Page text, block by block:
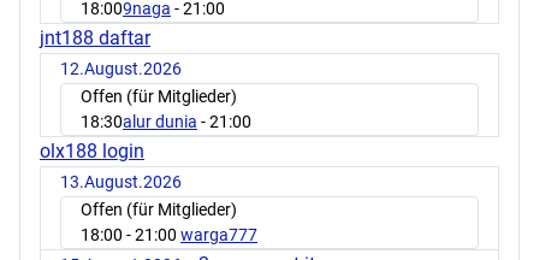
18:009naga - 21:00
jnt188 daftar
12.August.2026
Offen (für Mitglieder)
18:30alur dunia - 21:00
olx188 login
13.August.2026
Offen (für Mitglieder)
18:00 - 21:00 warga777